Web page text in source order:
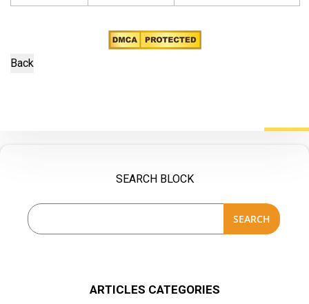
SEARCH BLOCK
SEARCH
ARTICLES CATEGORIES